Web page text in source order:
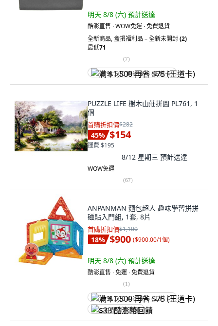
明天 8/8 (六) 預計送達
酷澎直售 ∙ WOW免運 ∙ 免費退貨
全新商品,盒損福利品 – 全新未開封(2)
最低71
(7)
满 $1,500 再省 $75 (王道卡)
PUZZLE LIFE 樹木山莊拼圖 PL761, 1
個
首購折扣價$282
45% $154
運費 $195
8/12 星期三 預計送達
WOW免運
(67)
ANPANMAN 麵包超人 趣味學習拼拼
磁貼入門組, 1套, 8片
首購折扣價$1,100
18% $900 ($900.00/1個)
明天 8/8 (六) 預計送達
酷澎直售 ∙ 免運 ∙ 免費退貨
(1)
满 $1,500 再省 $75 (王道卡)
$33 酷澎幣回饋